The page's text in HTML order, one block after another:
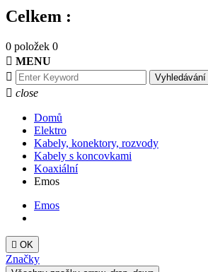
Celkem :
0 položek 0
 MENU

Vyhledávání
 close
Domů
Elektro
Kabely, konektory, rozvody
Kabely s koncovkami
Koaxiální
Emos
Emos
 OK
Značky